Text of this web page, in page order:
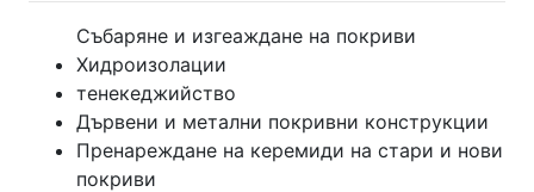
Събаряне и изгеаждане на покриви
Хидроизолации
тенекеджийство
Дървени и метални покривни конструкции
Пренареждане на керемиди на стари и нови
покриви